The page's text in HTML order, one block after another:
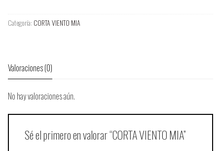
cantidad
Categoría: CORTA VIENTO MIA
Valoraciones (0)
No hay valoraciones aún.
Sé el primero en valorar “CORTA VIENTO MIA”